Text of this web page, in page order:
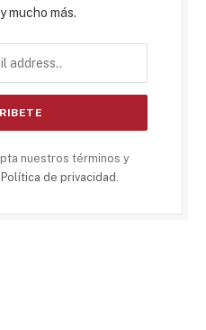
mucho más.
nuestros términos y
Política de privacidad